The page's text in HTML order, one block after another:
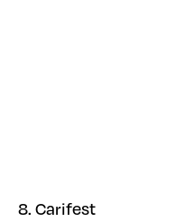
8. Carifest